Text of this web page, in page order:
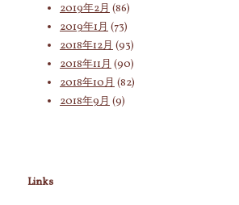
2019年2月 (86)
2019年1月 (73)
2018年12月 (93)
2018年11月 (90)
2018年10月 (82)
2018年9月 (9)
Links